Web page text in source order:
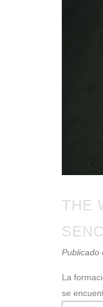
THE
Publicado
La
se